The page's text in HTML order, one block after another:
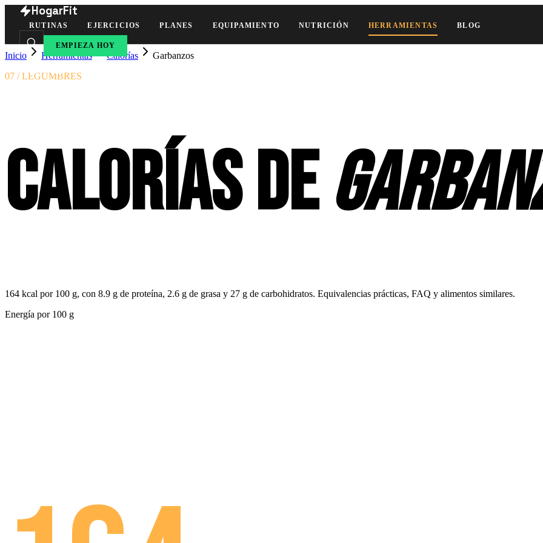
HogarFit
RUTINAS EJERCICIOS PLANES EQUIPAMIENTO NUTRICIÓN HERRAMIENTAS BLOG
EMPIEZA HOY
Inicio Herramientas Calorías
Garbanzos
07 / LEGUMBRES
Calorías de
164 kcal por 100 g, con 8.9 g de proteína, 2.6 g de grasa y 27 g de carbohidratos. Equivalencias prácticas, FAQ y alimentos similares.
Energía por 100 g